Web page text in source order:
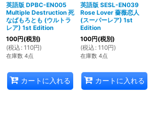
英語版 DPBC-EN005
Multiple Destruction 死
なばもろとも (ウルトラ
レア) 1st Edition
100円(税別)
(税込 : 110円)
在庫数 4点
カートに入れる
英語版 SESL-EN039
Rose Lover 薔薇恋人
(スーパーレア) 1st
Edition
100円(税別)
(税込 : 110円)
在庫数 4点
カートに入れる